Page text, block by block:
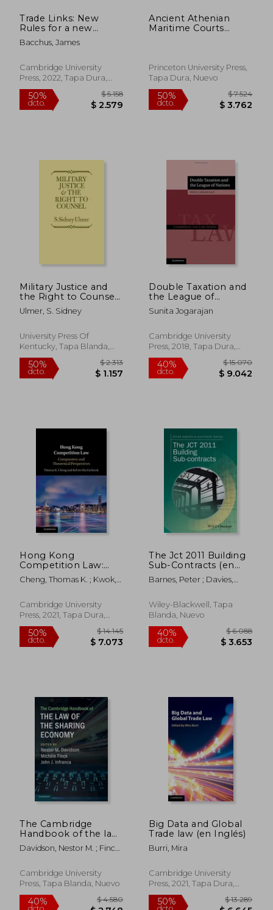
$ 2.807
Trade Links: New
Rules for a new
World (en Inglés)
Bacchus, James
Cambridge University
Press, 2022, Tapa Dura,
Nuevo
Ancient Athenian
Maritime Courts
Princeton University Press,
Tapa Dura, Nuevo
50%
dcto.
Military Justice and
the Right to Counsel
(en Inglés)
Ulmer, S. Sidney
University Press Of
Kentucky, Tapa Blanda,
Nuevo
50%
dcto.
Double Taxation and
the League of
Nations (Cambridge
tax law Series) (en
Sunita Jogarajan
Cambridge University
Press, 2018, Tapa Dura,
Nuevo
40%
dcto.
Hong Kong
Competition Law:
Comparative and
Theoretical
Inglés)
Cheng, Thomas K. ; Kwok,
Cambridge University
Press, 2021, Tapa Dura,
Nuevo
The Jct 2011 Building
Sub-Contracts (en
Inglés)
Barnes, Peter ; Davies,
Wiley-Blackwell, Tapa
Blanda, Nuevo
The Cambridge
Handbook of the law
of the Sharing
Economy (en Inglés)
Davidson, Nestor M. ; Finck,
John J.
Cambridge University
Press, Tapa Blanda, Nuevo
Big Data and Global
Trade law (en Inglés)
Burri, Mira
Cambridge University
Press, 2021, Tapa Dura,
Nuevo